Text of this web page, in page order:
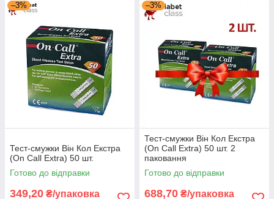
–3%
Тест-смужки Він Кол Екстра
(On Call Extra) 50 шт.
Готово до відправки
349,20 ₴/упаковка
–3%
Тест-смужки Він Кол Екстра
(On Call Extra) 50 шт. 2
паковання
Готово до відправки
688,70 ₴/упаковка